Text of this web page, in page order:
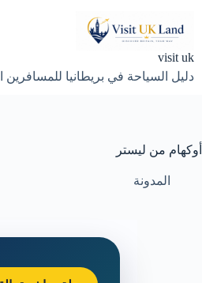
المحتوى
visit uk
دليل السياحة في بريطانيا للمسافرين
أوكهام من ليستر
المدونة